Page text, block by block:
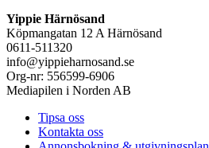
Yippie Härnösand
Köpmangatan 12 A Härnösand
0611-511320
info@yippieharnosand.se
Org-nr: 556599-6906
Mediapilen i Norden AB
Tipsa oss
Kontakta oss